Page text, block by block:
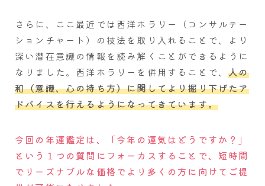
さらに、ここ最近では西洋ホラリー（コンサルテー
ションチャート）の技法を取り入れることで、より
深い潜在意識の情報を読み解くことができるように
なりました。西洋ホラリーを併用することで、人の
和（意識、心の持ち方）に関してより掘り下げたア
ドバイスを行えるようになってきています。
今回の年運鑑定は、「今年の運気はどうですか？」
という１つの質問にフォーカスすることで、短時間
でリーズナブルな価格でより多くの方に向けてご提